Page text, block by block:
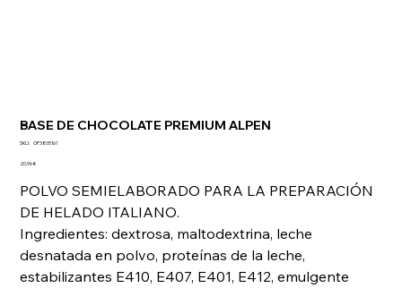
BASE DE CHOCOLATE PREMIUM ALPEN
SKU:
SKU
OP3805161
Precio
20,96 €
POLVO SEMIELABORADO PARA LA PREPARACIÓN
DE HELADO ITALIANO.
Ingredientes: dextrosa, maltodextrina, leche
desnatada en polvo, proteínas de la leche,
estabilizantes E410, E407, E401, E412, emulgente